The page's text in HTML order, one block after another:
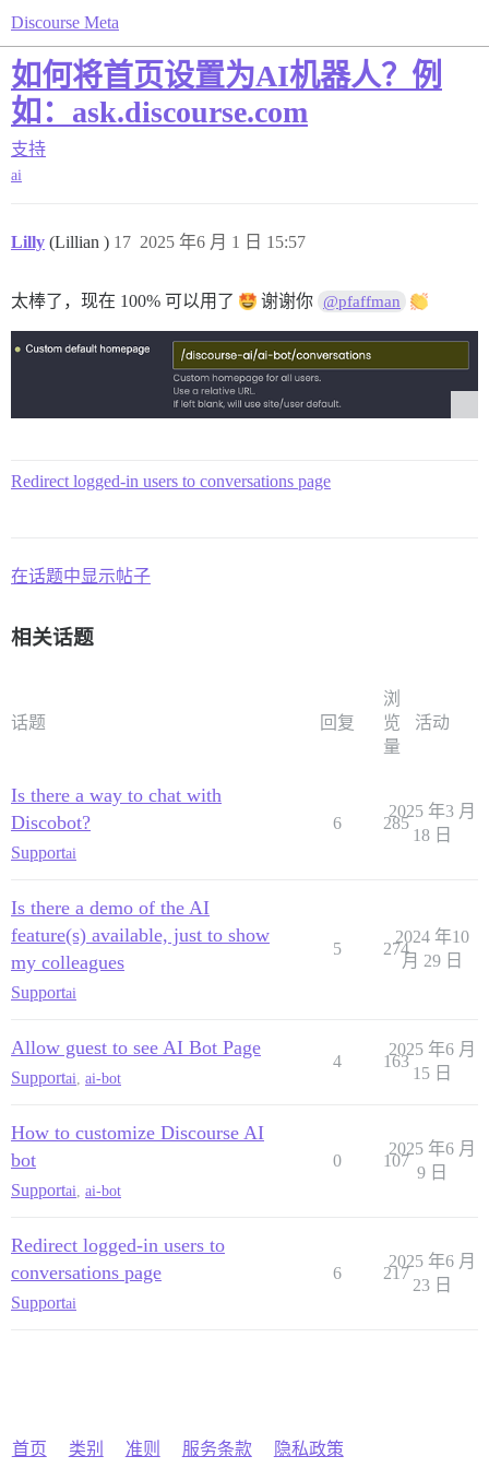
Discourse Meta
如何将首页设置为AI机器人？例
如：ask.discourse.com
支持
ai
Lilly (Lillian ) 2025 年6 月 1 日 15:57
17
太棒了，现在 100% 可以用了 谢谢你 @pfaffman
Redirect logged-in users to conversations page
在话题中显示帖子
相关话题
话题 回复
浏
览
量
活动
Is there a way to chat with
Discobot?
Supportai
6 285
2025 年3 月
18 日
Is there a demo of the AI
feature(s) available, just to show
my colleagues
Supportai
5 274
2024 年10
月 29 日
Allow guest to see AI Bot Page
Supportai ai-bot
4 163
2025 年6 月
15 日
How to customize Discourse AI
bot
Supportai ai-bot
0 107
2025 年6 月
9 日
Redirect logged-in users to
conversations page
Supportai
6 217
2025 年6 月
23 日
首页 类别 准则 服务条款 隐私政策